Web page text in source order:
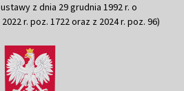
z dnia 29 grudnia 1992 r. o
r. poz. 1722 oraz z 2024 r. poz. 96)